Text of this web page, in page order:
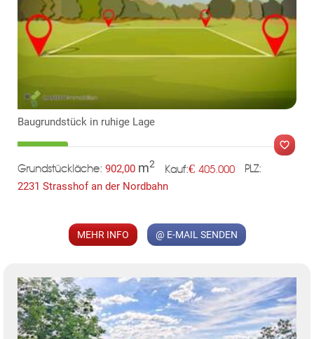
Baugrundstück in ruhige Lage
Grundstückläche: 902,00 m2 Kauf:€ 405.000 PLZ:
2231 Strasshof an der Nordbahn
MEHR INFO @ E-MAIL SENDEN